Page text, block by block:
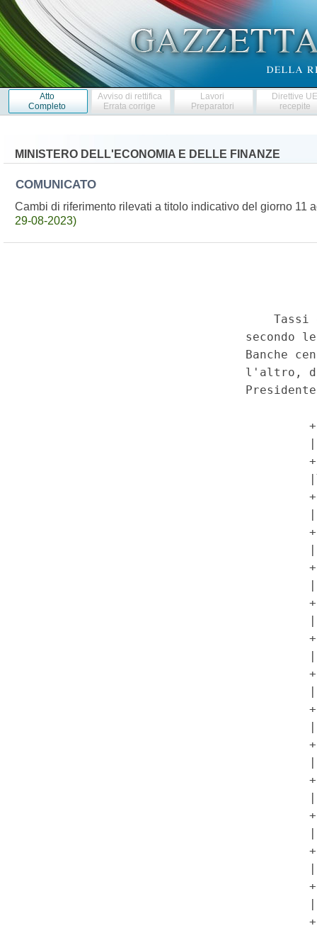
Atto
Completo
Avviso di rettifica
Errata corrige
Lavori
Preparatori
Direttive
recepite
MINISTERO DELL'ECONOMIA E DELLE FINANZE
COMUNICATO
Cambi di riferimento rilevati a titolo indicativo del giorno 11
29-08-2023)